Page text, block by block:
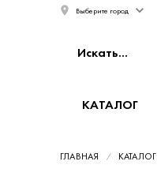
Выберите город
КАТАЛОГ
ГЛАВНАЯ КАТАЛОГ